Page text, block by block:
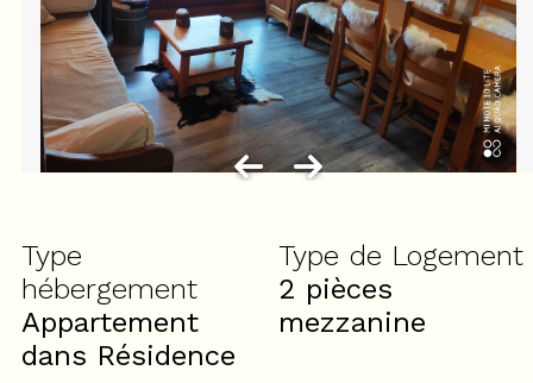
Type
hébergement
Appartement
dans Résidence
Type de Logement
2 pièces
mezzanine